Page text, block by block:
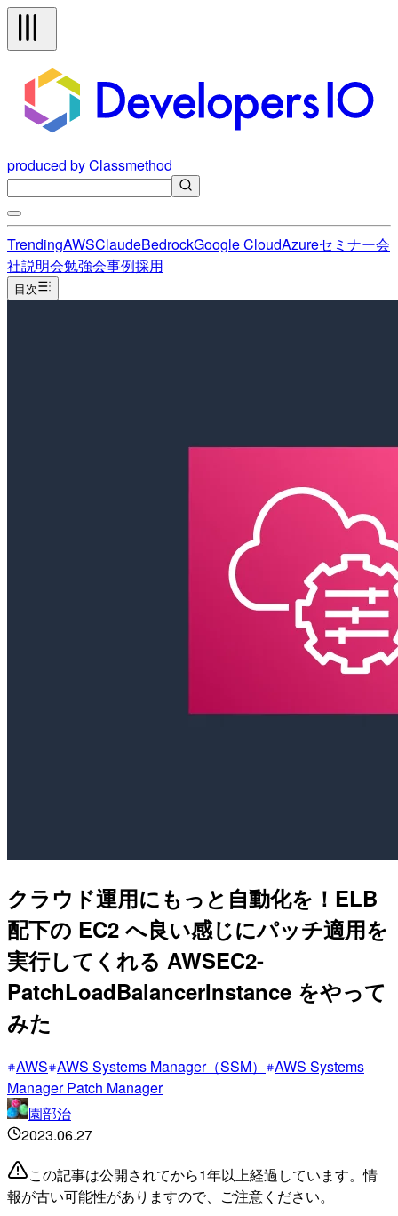
produced by Classmethod
TrendingAWSClaudeBedrockGoogle CloudAzureセミナー会
社説明会勉強会事例採用
目次
クラウド運用にもっと自動化を！ELB
配下の EC2 へ良い感じにパッチ適用を
実行してくれる AWSEC2-
PatchLoadBalancerInstance をやって
みた
AWS AWS Systems Manager（SSM）
AWS Systems
Manager Patch Manager
園部治
2023.06.27
この記事は公開されてから1年以上経過しています。情
報が古い可能性がありますので、ご注意ください。